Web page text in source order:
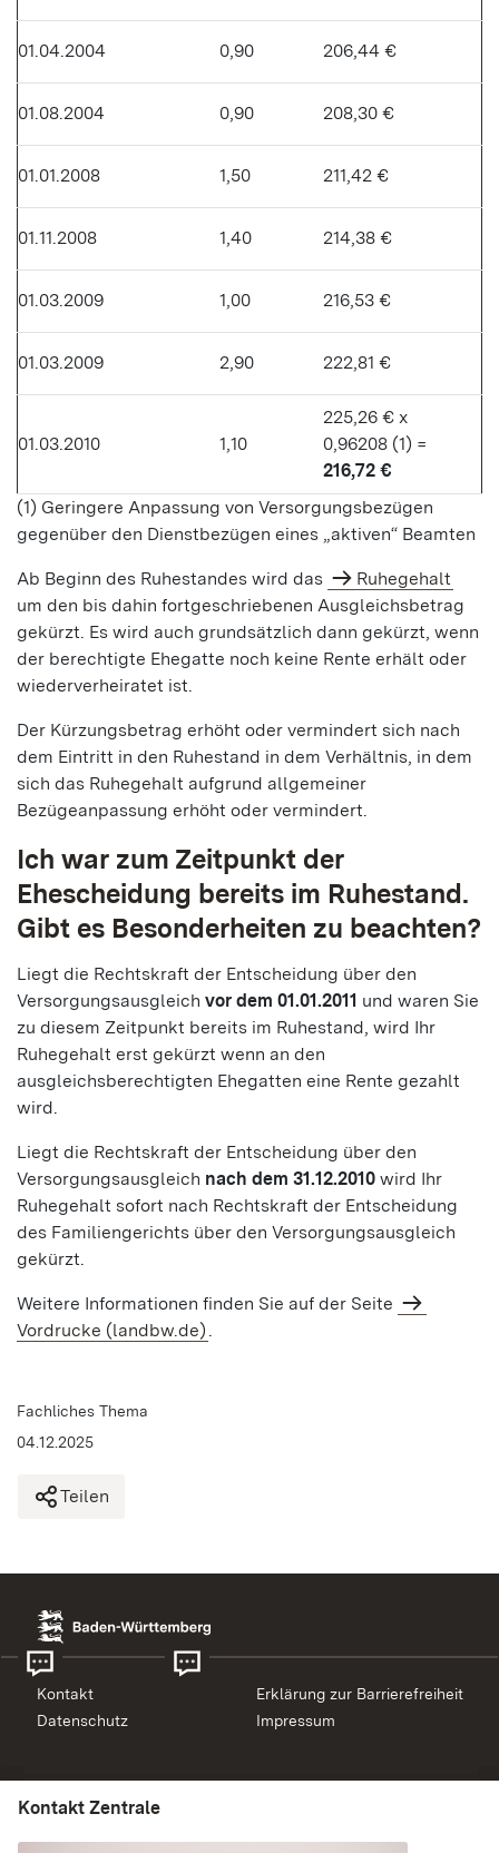
Fachliches Thema
04.12.2025
Teilen
01.04.2004 0,90 206,44 €
01.08.2004 0,90 208,30 €
01.01.2008 1,50 211,42 €
01.11.2008 1,40 214,38 €
01.03.2009 1,00 216,53 €
01.03.2009 2,90 222,81 €
01.03.2010 1,10
225,26 € x
0,96208 (1) =
216,72 €
(1) Geringere Anpassung von Versorgungsbezügen
gegenüber den Dienstbezügen eines „aktiven“ Beamten
Ab Beginn des Ruhestandes wird das
Ruhegehalt
um den bis dahin fortgeschriebenen Ausgleichsbetrag
gekürzt. Es wird auch grundsätzlich dann gekürzt, wenn
der berechtigte Ehegatte noch keine Rente erhält oder
wiederverheiratet ist.
Der Kürzungsbetrag erhöht oder vermindert sich nach
dem Eintritt in den Ruhestand in dem Verhältnis, in dem
sich das Ruhegehalt aufgrund allgemeiner
Bezügeanpassung erhöht oder vermindert.
Ich war zum Zeitpunkt der
Ehescheidung bereits im Ruhestand.
Gibt es Besonderheiten zu beachten?
Liegt die Rechtskraft der Entscheidung über den
Versorgungsausgleich vor dem 01.01.2011 und waren Sie
zu diesem Zeitpunkt bereits im Ruhestand, wird Ihr
Ruhegehalt erst gekürzt wenn an den
ausgleichsberechtigten Ehegatten eine Rente gezahlt
wird.
Liegt die Rechtskraft der Entscheidung über den
Versorgungsausgleich nach dem 31.12.2010 wird Ihr
Ruhegehalt sofort nach Rechtskraft der Entscheidung
des Familiengerichts über den Versorgungsausgleich
gekürzt.
Weitere Informationen finden Sie auf der Seite
Vordrucke (landbw.de) .
Kontakt
Datenschutz
Erklärung zur Barrierefreiheit
Impressum
Kontakt Beihilfe
Telefonische Sprechzeiten:
Kontakt Zentrale